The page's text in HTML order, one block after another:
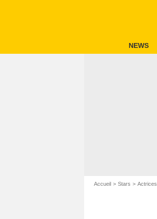
NEWS
Accueil Stars Actrices